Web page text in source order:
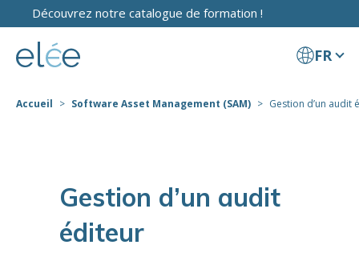
Découvrez notre catalogue de formation !
FR
Accueil Software Asset Management (SAM) Gestion d’un audit
Gestion d’un audit
éditeur